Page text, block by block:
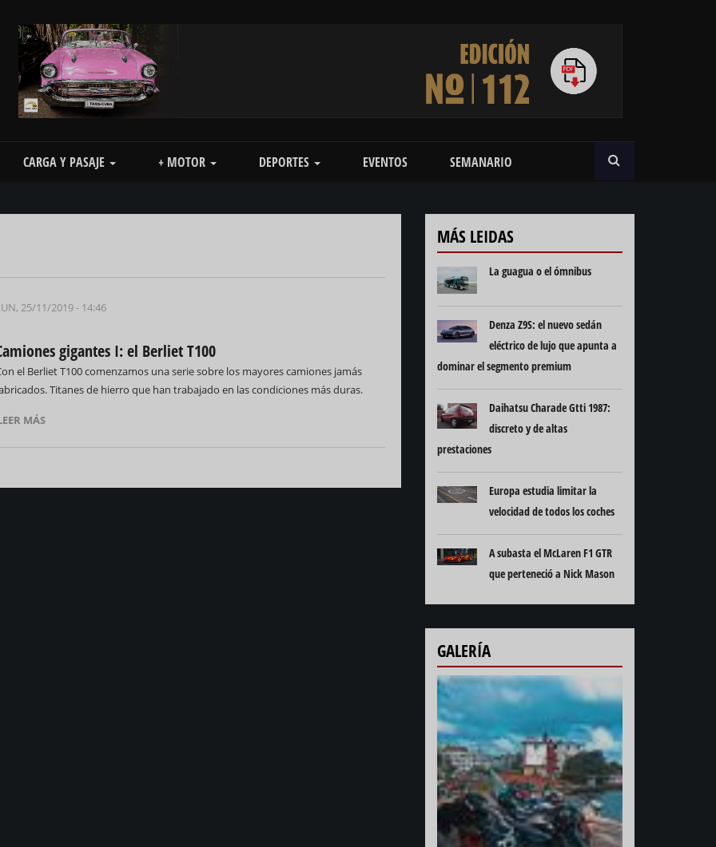
CARGA Y PASAJE + MOTOR DEPORTES EVENTOS SEMANARIO
25/11/2019 - 14:46
gigantes I: el Berliet T100
el Berliet T100 comenzamos una serie sobre los mayores camiones jamás
Titanes de hierro que han trabajado en las condiciones más duras.
MÁS
MÁS LEIDAS
La guagua o el ómnibus
Denza Z9S: el nuevo sedán
eléctrico de lujo que apunta a
dominar el segmento premium
Daihatsu Charade Gtti 1987:
discreto y de altas
prestaciones
Europa estudia limitar la
velocidad de todos los coches
A subasta el McLaren F1 GTR
que perteneció a Nick Mason
GALERÍA